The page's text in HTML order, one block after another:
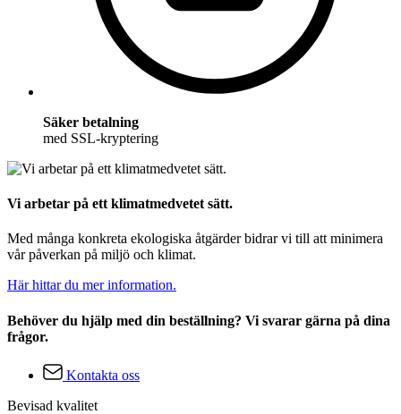
Säker betalning
med SSL-kryptering
Vi arbetar på ett klimatmedvetet sätt.
Med många konkreta ekologiska åtgärder bidrar vi till att minimera
vår påverkan på miljö och klimat.
Här hittar du mer information.
Behöver du hjälp med din beställning? Vi svarar gärna på dina
frågor.
Kontakta oss
Bevisad kvalitet